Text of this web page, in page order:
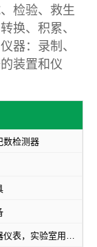
检验、救生
换、积累、
器：录制、
装置和仪
数检测器
测量仪器仪表，实验室用器具，电测量仪器，科学仪器